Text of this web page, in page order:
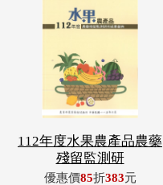
112年度水果農產品農藥
殘留監測研
優惠價85折383元